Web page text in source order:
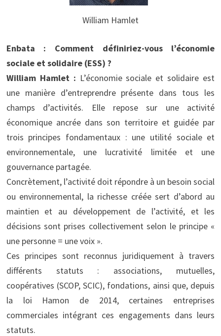
William Hamlet
Enbata : Comment définiriez-vous l’économie
sociale et solidaire (ESS) ?
William Hamlet : L’économie sociale et solidaire est
une manière d’entreprendre présente dans tous les
champs d’activités. Elle repose sur une activité
économique ancrée dans son territoire et guidée par
trois principes fondamentaux : une utilité sociale et
environnementale, une lucrativité limitée et une
gouvernance partagée.
Concrètement, l’activité doit répondre à un besoin social
ou environnemental, la richesse créée sert d’abord au
maintien et au développement de l’activité, et les
décisions sont prises collectivement selon le principe «
une personne = une voix ».
Ces principes sont reconnus juridiquement à travers
différents statuts : associations, mutuelles,
coopératives (SCOP, SCIC), fondations, ainsi que, depuis
la loi Hamon de 2014, certaines entreprises
commerciales intégrant ces engagements dans leurs
statuts.